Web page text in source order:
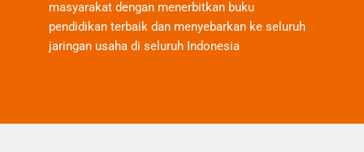
masyarakat dengan menerbitkan buku
pendidikan terbaik dan menyebarkan ke seluruh
jaringan usaha di seluruh Indonesia